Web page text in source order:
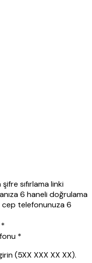
sıfırlama linki
6 haneli doğrulama
cep telefonunuza 6
*
(5XX XXX XX XX).